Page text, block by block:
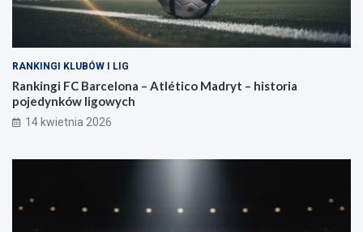
RANKINGI KLUBÓW I LIG
Rankingi FC Barcelona – Atlético Madryt – historia
pojedynków ligowych
14 kwietnia 2026